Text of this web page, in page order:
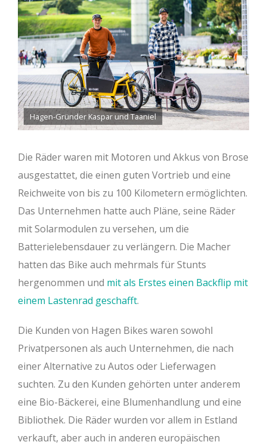
Hagen-Gründer Kaspar und Taaniel
Die Räder waren mit Motoren und Akkus von Brose
ausgestattet, die einen guten Vortrieb und eine
Reichweite von bis zu 100 Kilometern ermöglichten.
Das Unternehmen hatte auch Pläne, seine Räder
mit Solarmodulen zu versehen, um die
Batterielebensdauer zu verlängern. Die Macher
hatten das Bike auch mehrmals für Stunts
hergenommen und mit als Erstes einen Backflip mit
einem Lastenrad geschafft.
Die Kunden von Hagen Bikes waren sowohl
Privatpersonen als auch Unternehmen, die nach
einer Alternative zu Autos oder Lieferwagen
suchten. Zu den Kunden gehörten unter anderem
eine Bio-Bäckerei, eine Blumenhandlung und eine
Bibliothek. Die Räder wurden vor allem in Estland
verkauft, aber auch in anderen europäischen